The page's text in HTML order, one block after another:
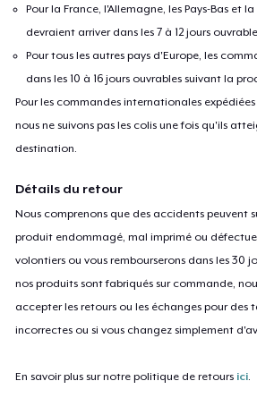
Pour la France, l'Allemagne, les Pays-Bas et
devraient arriver dans les 7 à 12 jours
Pour tous les autres pays d'Europe, les
dans les 10 à 16 jours ouvrables suivant la
Pour les commandes internationales expédiées
nous ne suivons pas les colis une fois qu'ils
destination.
Détails du retour
Nous comprenons que des accidents peuvent
produit endommagé, mal imprimé ou
volontiers ou vous rembourserons dans les 30
nos produits sont fabriqués sur commande,
accepter les retours ou les échanges pour des
incorrectes ou si vous changez simplement
En savoir plus sur notre politique de retours ici.